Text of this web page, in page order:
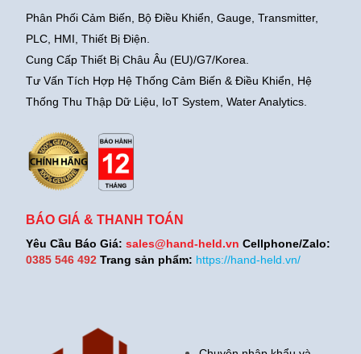
Phân Phối Cảm Biến, Bộ Điều Khiển, Gauge, Transmitter,
PLC, HMI, Thiết Bị Điện.
Cung Cấp Thiết Bị Châu Âu (EU)/G7/Korea.
Tư Vấn Tích Hợp Hệ Thống Cảm Biến & Điều Khiển, Hệ
Thống Thu Thập Dữ Liệu, IoT System, Water Analytics.
BÁO GIÁ & THANH TOÁN
Yêu Cầu Báo Giá: sales@hand-held.vn Cellphone/Zalo:
0385 546 492Trang sản phẩm: https://hand-held.vn/